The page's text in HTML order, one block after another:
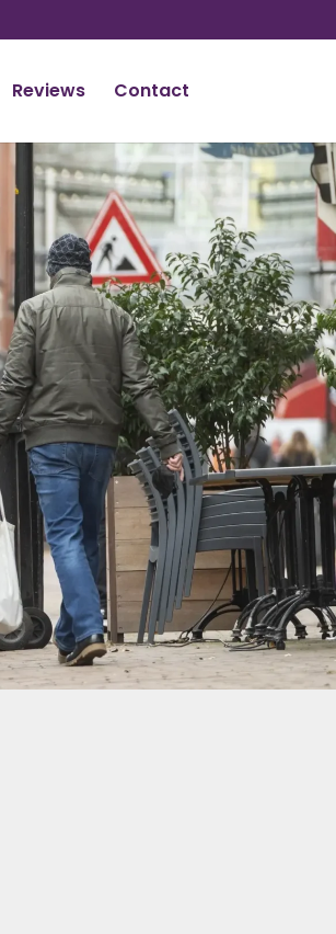
Reviews Contact